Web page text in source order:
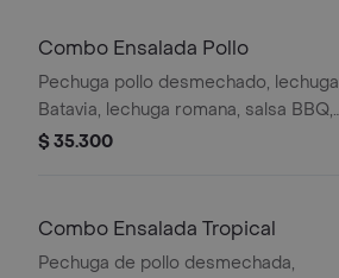
Combo Ensalada Pollo
Pechuga pollo desmechado, lechuga
Batavia, lechuga romana, salsa BBQ,
tomate chonto, queso mozzarella,
$ 35.300
Combo Ensalada Tropical
Pechuga de pollo desmechada,